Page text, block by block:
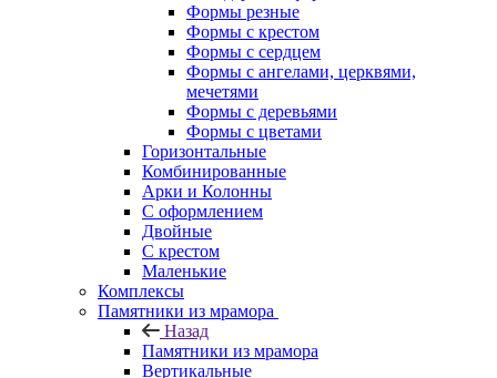
Формы резные
Формы с крестом
Формы с сердцем
Формы с ангелами, церквями,
мечетями
Формы с деревьями
Формы с цветами
Горизонтальные
Комбинированные
Арки и Колонны
С оформлением
Двойные
С крестом
Маленькие
Комплексы
Памятники из мрамора
Назад
Памятники из мрамора
Вертикальные